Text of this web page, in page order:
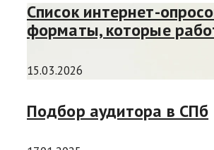
Список интернет-
форматы, которые
15.03.2026
Подбор аудитора в СПб